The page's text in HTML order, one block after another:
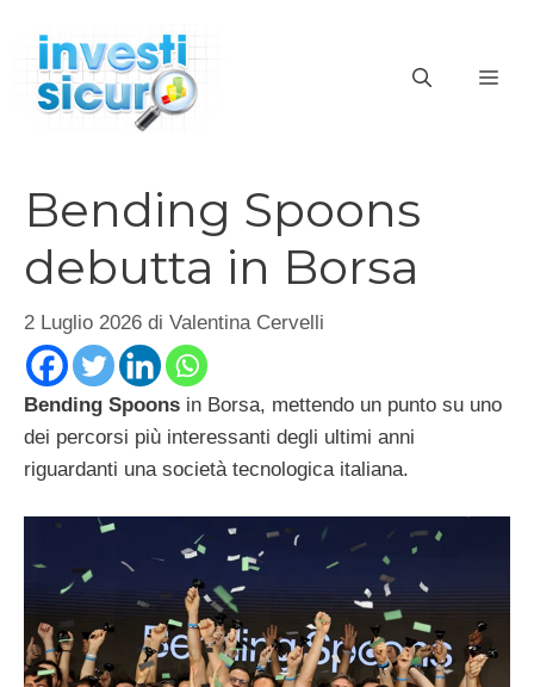
contenuto
Bending Spoons
debutta in Borsa
2 Luglio 2026 di Valentina Cervelli
Bending Spoons in Borsa, mettendo un punto su uno
dei percorsi più interessanti degli ultimi anni
riguardanti una società tecnologica italiana.